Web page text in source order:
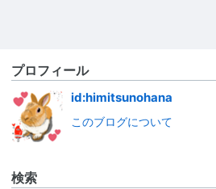
プロフィール
id:himitsunohana
このブログについて
検索